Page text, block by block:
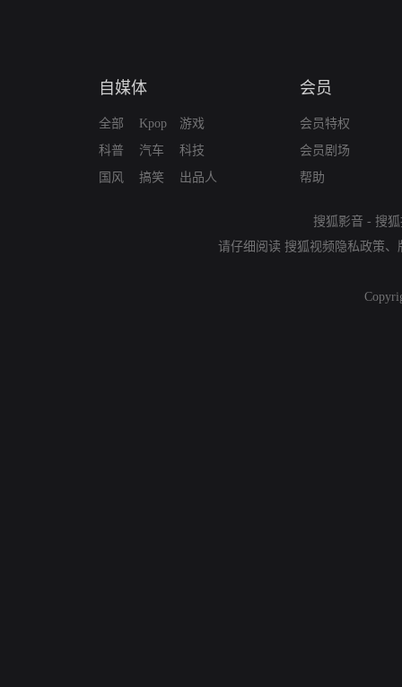
自媒体
全部
科普
国风
Kpop
汽车
搞笑
游戏
科技
出品人
会员
会员特权
会员剧场
帮助
搜狐影音 - 搜
请仔细阅读 搜狐视频隐私政策、